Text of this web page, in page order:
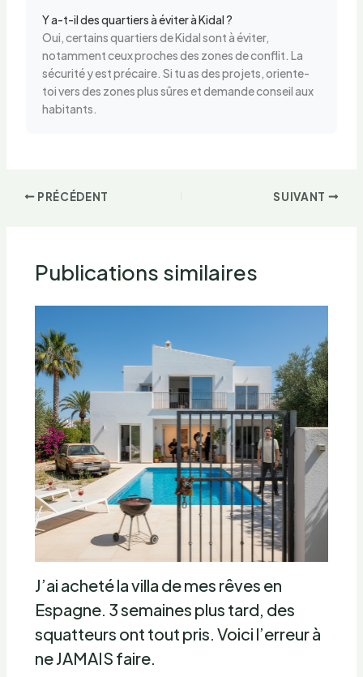
Y a-t-il des quartiers à éviter à Kidal ?
Oui, certains quartiers de Kidal sont à éviter,
notamment ceux proches des zones de conflit. La
sécurité y est précaire. Si tu as des projets, oriente-
toi vers des zones plus sûres et demande conseil aux
habitants.
PRÉCÉDENT SUIVANT
Publications similaires
J’ai acheté la villa de mes rêves en
Espagne. 3 semaines plus tard, des
squatteurs ont tout pris. Voici l’erreur à
ne JAMAIS faire.